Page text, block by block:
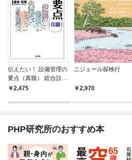
伝えたい！ 設備管理の
要点（真髄） 総合設備
管理50年の体験から会
2,475
ニジェール探検行
2,970
PHP研究所のおすすめ本